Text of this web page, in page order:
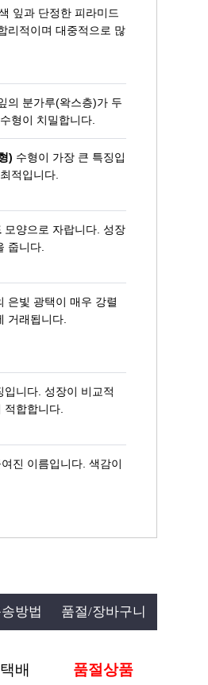
잎과 단정한 피라미드
리적이며 대중적으로 많
의 분가루(왁스층)가 두
형이 치밀합니다.
) 수형이 가장 큰 특징입
적입니다.
모양으로 자랍니다. 성장
줍니다.
은빛 광택이 매우 강렬
거래됩니다.
니다. 성장이 비교적
합합니다.
진 이름입니다. 색감이
방법 품절/장바구니
택배 품절상품